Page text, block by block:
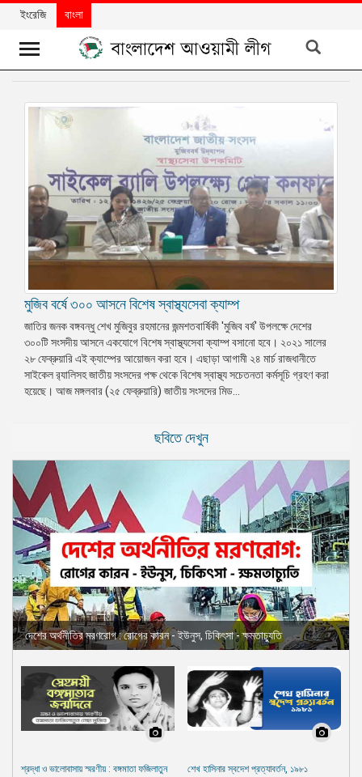
নিবন্ধ
প্রতিবেদন
উন্নয়নের
বাংলাদেশ
নিউজলেটার
প্রেস
রিলিজ
গ্যালারি
বিএনপি-
জামায়াত
সহিংসতা
সংগঠন
নির্বাচনী
ইশতেহার
ইংরেজি বাংলা
মুজিব বর্ষে ৩০০ আসনে বিশেষ স্বাস্থ্যসেবা ক্যাম্প
জাতির জনক বঙ্গবন্ধু শেখ মুজিবুর রহমানের জন্মশতবার্ষিকী 'মুজিব বর্ষ' উপলক্ষে দেশের
৩০০টি সংসদীয় আসনে একযোগে বিশেষ স্বাস্থ্যসেবা ক্যাম্প বসানো হবে। ২০২১ সালের
২৮ ফেব্রুয়ারি এই ক্যাম্পের আয়োজন করা হবে। এছাড়া আগামী ২৪ মার্চ রাজধানীতে
সাইকেল র‌্যালিসহ জাতীয় সংসদের পক্ষ থেকে বিশেষ স্বাস্থ্য সচেতনতা কর্মসূচি গ্রহণ করা
হয়েছে। আজ মঙ্গলবার (২৫ ফেব্রুয়ারি) জাতীয় সংসদের মিড...
ছবিতে দেখুন
দেশের অর্থনীতির মরণরোগ : রোগের কারন - ইউনুস, চিকিৎসা - ক্ষমতাচ্যুতি
শ্রদ্ধা ও ভালোবাসায় স্মরণীয় : বঙ্গমাতা ফজিলাতুন
শেখ হাসিনার স্বদেশ প্রত্যাবর্তন, ১৯৮১